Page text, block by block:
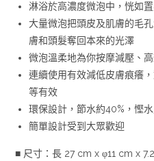
淋浴於高濃度微泡中，恍如
大量微泡把頭皮及肌膚的毛
膚和頭髮奪回本來的光澤
微泡溫柔地為你按摩減壓、
連續使用有效減低皮膚痕癢
等有效
環保設計，節水約40%，慳
簡單設計受到大眾歡迎
■ 尺寸：長 27 cm x φ11 cm x